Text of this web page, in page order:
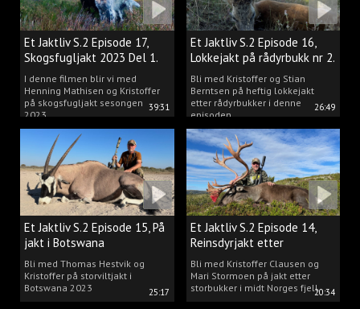
39:31
Et Jaktliv S.2 Episode 17,
Skogsfugljakt 2023 Del 1.
I denne filmen blir vi med
Henning Mathisen og Kristoffer
på skogsfugljakt sesongen
2023.
26:49
Et Jaktliv S.2 Episode 16,
Lokkejakt på rådyrbukk nr 2.
Bli med Kristoffer og Stian
Berntsen på heftig lokkejakt
etter rådyrbukker i denne
episoden.
25:17
Et Jaktliv S.2 Episode 15, På
jakt i Botswana
Bli med Thomas Hestvik og
Kristoffer på storviltjakt i
Botswana 2023
20:34
Et Jaktliv S.2 Episode 14,
Reinsdyrjakt etter
storbukker.
Bli med Kristoffer Clausen og
Mari Stormoen på jakt etter
storbukker i midt Norges fjell.